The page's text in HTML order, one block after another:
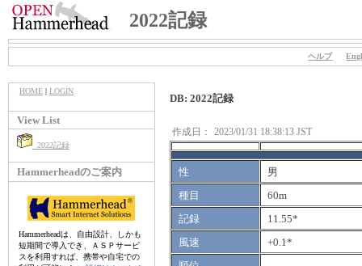
2022記録
ヘルプ
HOME| LOGIN
View List
2022記録
Hammerheadのご案内
Hammerheadは、自由設計、しかも
短期間で導入でき、ＡＳＰサービ
スを利用すれば、携帯や自宅での
DB: 2022記録
作成日： 2023/01/31 18:38:13 JST
性
男
種目
60m
記録
11.55*
風速
+0.1*